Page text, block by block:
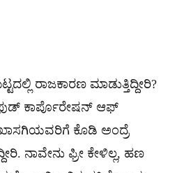
ರಾಜಕಾರಣ ಮಾಡುತ್ತಿದ್ದೀರಿ?
ಫುಡ್ ಕಾರ್ಪೊರೇಷನ್ ಆಫ್
ಕೊಡಿ ಅಂದ್ರೆ
ನಾವೇನು ಫ್ರೀ ಕೇಳಿಲ್ಲ, ಹಣ